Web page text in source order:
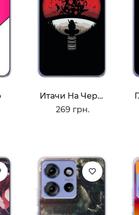
Итачи На Черном
269 грн.